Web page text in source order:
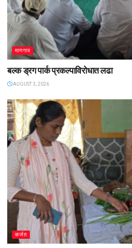
माणगाव
बल्क ड्रग पार्क प्रकल्पाविरोधात लढा
AUGUST 3, 2026
कर्जत